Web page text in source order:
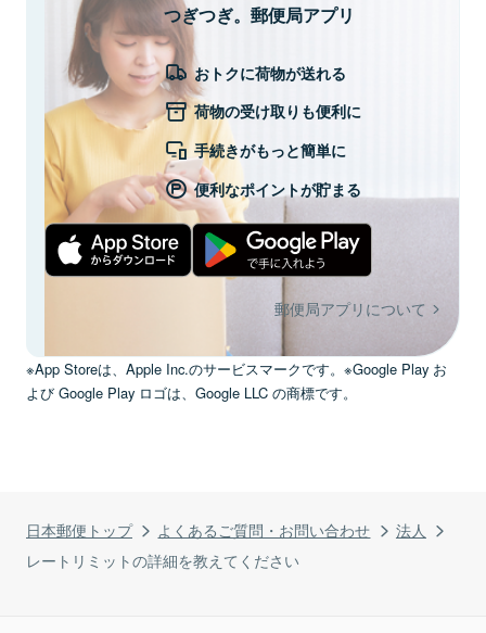
日本郵便トップ よくあるご質問・お問い合わせ
法人
レートリミットの詳細を教えてください
つぎつぎ。郵便局アプリ
おトクに荷物が送れる
荷物の受け取りも便利に
手続きがもっと簡単に
便利なポイントが貯まる
郵便局アプリについて
※App Storeは、Apple Inc.のサービスマークです。※Google Play お
よび Google Play ロゴは、Google LLC の商標です。